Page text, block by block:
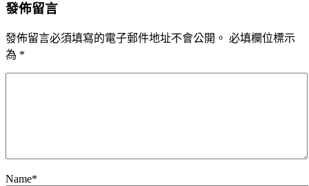
發佈留言
發佈留言必須填寫的電子郵件地址不會公開。 必填欄位標示
為 *
Name*